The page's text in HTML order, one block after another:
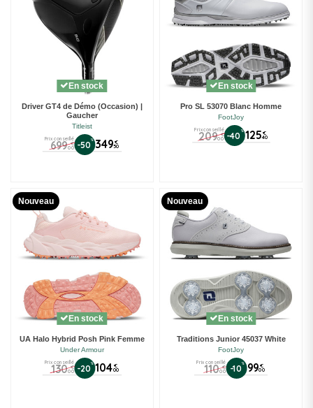
En stock
Driver GT4 de Démo (Occasion) |
Gaucher
Titleist
Prix conseillé
699 €
00 -50% 349 €
50
En stock
Pro SL 53070 Blanc Homme
FootJoy
Prix conseillé
209 €
00 -40 % 125 €
40
Nouveau
En stock
UA Halo Hybrid Posh Pink Femme
Under Armour
Prix conseillé
130 €
00 -20% 104 €
00
Nouveau
En stock
Traditions Junior 45037 White
FootJoy
Prix conseillé
110 €
00 -10% 99 €
00